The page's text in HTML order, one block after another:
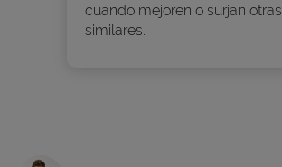
cuando mejoren o surjan otras
similares.